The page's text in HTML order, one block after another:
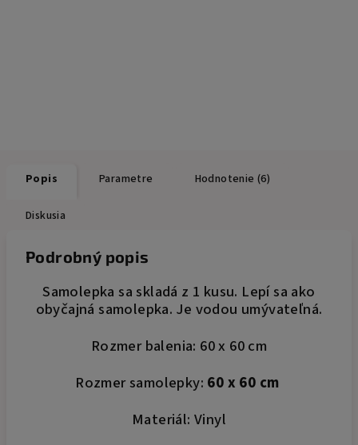
Popis Parametre Hodnotenie (6)
Diskusia
Podrobný popis
Samolepka sa skladá z 1 kusu. Lepí sa ako
obyčajná samolepka. Je vodou umývateľná.
Rozmer balenia: 60 x 60 cm
Rozmer samolepky: 60 x 60 cm
Materiál: Vinyl